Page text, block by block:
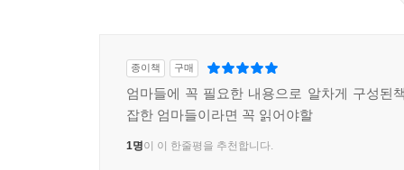
종이책 구매
엄마들에 꼭 필요한 내용으로 알차게 구성된
잡한 엄마들이라면 꼭 읽어야할
1명이 이 한줄평을 추천합니다.